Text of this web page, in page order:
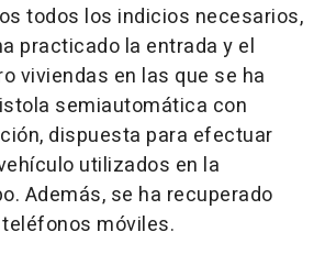
todos los indicios necesarios,
practicado la entrada y el
viviendas en las que se ha
semiautomática con
dispuesta para efectuar
utilizados en la
Además, se ha recuperado
móviles.